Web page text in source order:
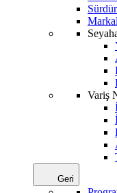
Variş
Geri